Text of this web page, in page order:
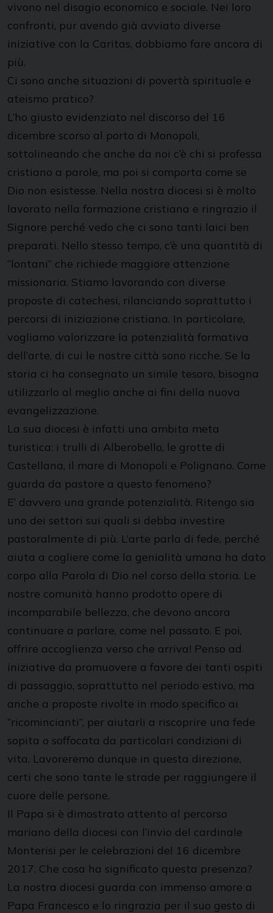
vivono nel disagio economico e sociale. Nei loro
confronti, pur avendo già avviato diverse
iniziative con la Caritas, dobbiamo fare ancora di
più.
Ci sono anche situazioni di povertà spirituale e
ateismo pratico?
L’ho giusto evidenziato nel discorso del 16
dicembre scorso al porto di Monopoli,
sottolineando che anche da noi c’è chi si professa
cristiano a parole, ma poi si comporta come se
Dio non esistesse. Nella nostra diocesi si è molto
lavorato nella formazione cristiana e ringrazio il
Signore perché vedo che ci sono tanti laici ben
preparati. Nello stesso tempo, c’è una quantità di
“lontani” che richiede maggiore attenzione
missionaria. Stiamo lavorando con diverse
proposte di catechesi, rilanciando soprattutto i
percorsi di iniziazione cristiana. In particolare,
vogliamo valorizzare la potenzialità formativa
dell’arte, di cui le nostre città sono ricche. Se la
storia ci ha consegnato un simile tesoro, bisogna
utilizzarlo al meglio anche ai fini della nuova
evangelizzazione.
La sua diocesi è infatti una ambita meta
turistica: i trulli di Alberobello, le grotte di
Castellana, il mare di Monopoli e Polignano. Come
guarda da pastore a questo fenomeno?
E’ davvero una grande potenzialità. Ritengo sia
uno dei settori sui quali si debba investire
pastoralmente di più. L’arte parla di fede, perché
aiuta a cogliere come la genialità umana ha dato
corpo alla Parola di Dio nel corso della storia. Le
nostre comunità hanno prodotto opere di
incomparabile bellezza, che devono ancora
continuare a parlare, come nel passato. E poi,
offrire accoglienza verso che arriva! Penso ad
iniziative da promuovere a favore dei tanti ospiti
di passaggio, soprattutto nel periodo estivo, ma
anche a proposte rivolte in modo specifico ai
“ricomincianti”, per aiutarli a riscoprire una fede
sopita o soffocata da particolari condizioni di
vita. Lavoreremo dunque in questa direzione,
certi che sono tante le strade per raggiungere il
cuore delle persone.
Il Papa si è dimostrato attento al percorso
mariano della diocesi con l’invio del cardinale
Monterisi per le celebrazioni del 16 dicembre
2017. Che cosa ha significato questa presenza?
La nostra diocesi guarda con immenso amore a
Papa Francesco e lo ringrazia per il suo gesto di